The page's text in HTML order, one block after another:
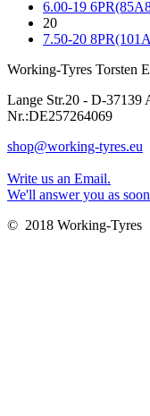
6.00-19
20
7.50-20
Working-Tyres Torsten
Lange Str.20 - D-37139
Nr.:DE257264069
shop@working-tyres.eu
Write us an Email.
We'll answer you as
© 2018 Working-Tyres